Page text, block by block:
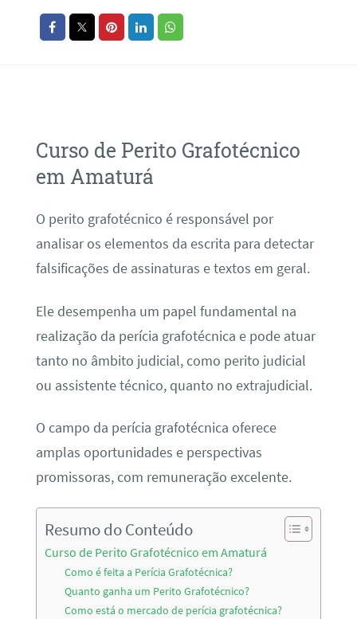
Curso de Perito Grafotécnico
em Amaturá
O perito grafotécnico é responsável por
analisar os elementos da escrita para detectar
falsificações de assinaturas e textos em geral.
Ele desempenha um papel fundamental na
realização da perícia grafotécnica e pode atuar
tanto no âmbito judicial, como perito judicial
ou assistente técnico, quanto no extrajudicial.
O campo da perícia grafotécnica oferece
amplas oportunidades e perspectivas
promissoras, com remuneração excelente.
Resumo do Conteúdo
Curso de Perito Grafotécnico em Amaturá
Como é feita a Perícia Grafotécnica?
Quanto ganha um Perito Grafotécnico?
Como está o mercado de perícia grafotécnica?